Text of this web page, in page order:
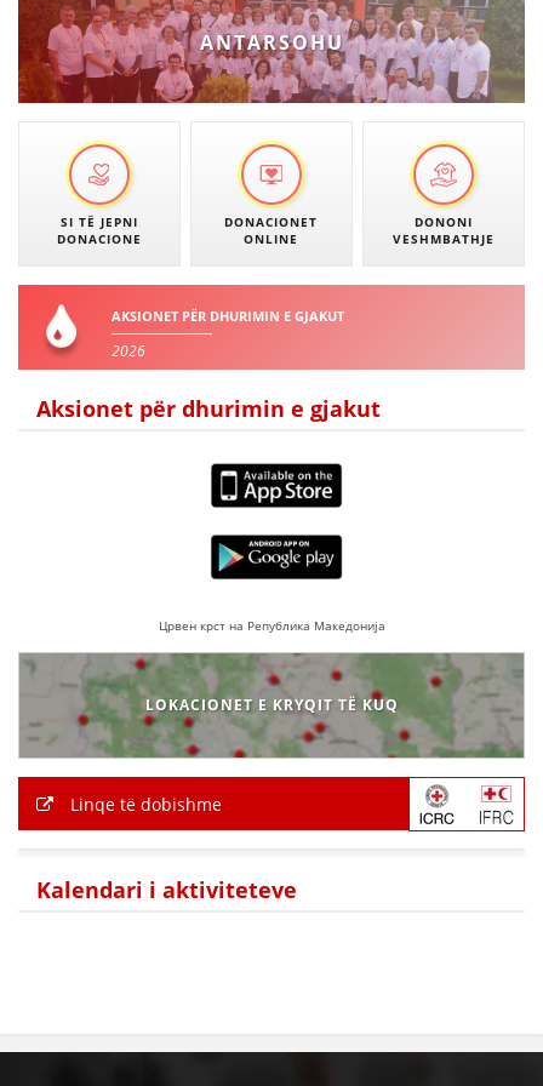
VEPRIMTARI
DORACAKË
STRATEGJI
ANTARSOHU
SI TË JEPNI
DONACIONE
DONACIONET
ONLINE
DONONI
VESHMBATHJE
AKSIONET PËR DHURIMIN E GJAKUT
2026
Aksionet për dhurimin e gjakut
Црвен крст на Република Македонија
LOKACIONET E KRYQIT TË KUQ
Linqe të dobishme
Kalendari i aktiviteteve